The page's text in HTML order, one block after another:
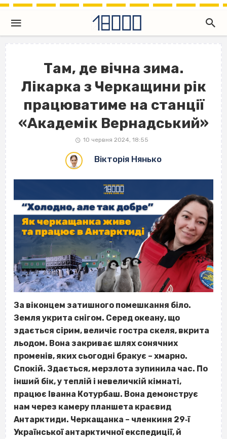
Там, де вічна зима.
Лікарка з Черкащини рік
працюватиме на станції
«Академік Вернадський»
10 червня 2024, 18:55
Вікторія Нянько
За віконцем затишного помешкання біло.
Земля укрита снігом. Серед океану, що
здається сірим, величіє гостра скеля, вкрита
льодом. Вона закриває шлях сонячних
променів, яких сьогодні бракує – хмарно.
Спокій. Здається, мерзлота зупинила час. По
інший бік, у теплій і невеличкій кімнаті,
працює Іванна Котурбаш. Вона демонструє
нам через камеру планшета краєвид
Антарктиди. Черкащанка – членкиня 29‐ї
Української антарктичної експедиції, й